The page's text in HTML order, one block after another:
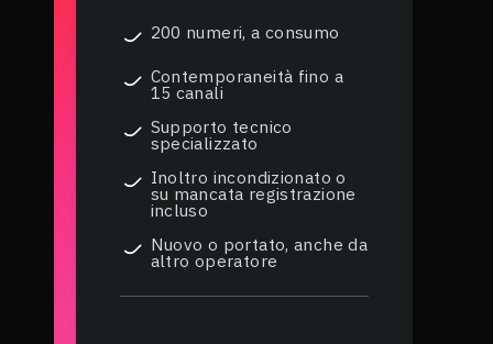
200 numeri, a consumo
Contemporaneità fino a
15 canali
Supporto tecnico
specializzato
Inoltro incondizionato o
su mancata registrazione
incluso
Nuovo o portato, anche da
altro operatore